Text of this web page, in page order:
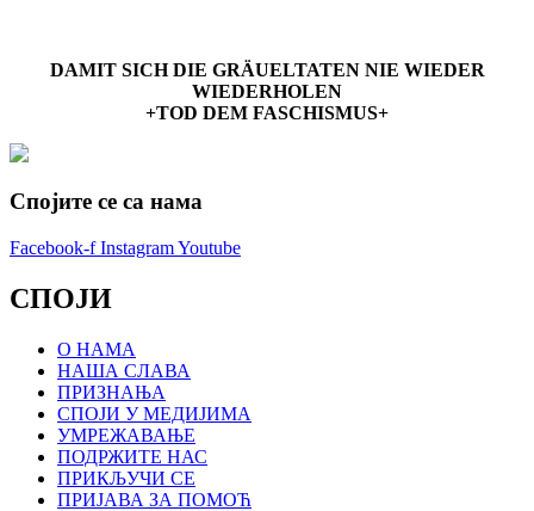
DAMIT SICH DIE GRÄUELTATEN NIE WIEDER
WIEDERHOLEN
+TOD DEM FASCHISMUS+
Спојите се са нама
Facebook-f InstagramYoutube
СПОЈИ
О НАМА
НАША СЛАВА
ПРИЗНАЊА
СПОЈИ У МЕДИЈИМА
УМРЕЖАВАЊЕ
ПОДРЖИТЕ НАС
ПРИКЉУЧИ СЕ
ПРИЈАВА ЗА ПОМОЋ